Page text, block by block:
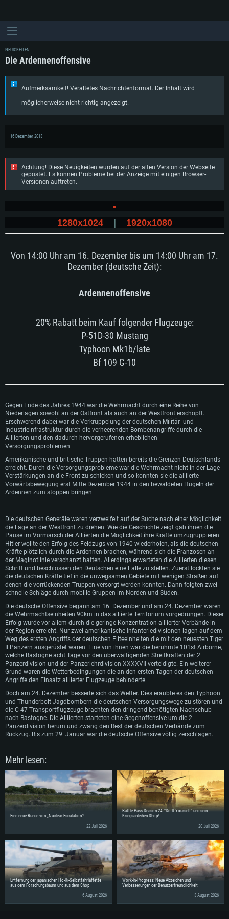
SYSTEMANFORDERUNGEN
Für PC
Für MAC
Mindestanforderungen
Betriebssystem: Windows 10 (64bit)
Prozessor: Dual-Core 2.2 GHz
DirectX 11 fähige Grafikkarte: AMD Radeon 77XX / NVIDIA GeForce GTX
660; die geringste Auflösung für das Spiel beträgt 720p
Netzwerk: Breitband-Internetverbindung
Festplatte: 21,5 GB (minimaler Client)
Empfohlen
Betriebssystem: Windows 10/11 (64bit)
Prozessor: Intel Core i5 / Ryzen 5 3600 oder besser
Arbeitsspeicher: 16 GB und mehr
DirectX 11 fähige Grafikkarte oder höher mit den neuesten Treibern: NVIDIA
GeForce GTX 1060 oder höher / AMD Radeon RX 570 oder höher
Netzwerk: Breitband-Internetverbindung
Festplatte: 60,2 GB (Full Client)
Mindestanforderungen
Betriebssystem: Mac OS Big Sur 11.0 oder neuer
Prozessor: Intel Core i5, 2.2 GHz (Intel Xeon Prozessoren werden nicht
Arbeitsspeicher: 6 GB
Grafikkarte: Intel Iris Pro 5200 oder analoge AMD / Nvidia für Mac. Die
geringste Auflösung des Spiels beträgt 720p mit Metal Support
Netzwerk: Breitband-Internetverbindung
Festplatte: 21,5 GB (minimaler Client)
Empfohlen
Prozessor: Intel Core i7 (Intel Xeon Prozessoren werden nicht unterstützt)
Arbeitsspeicher: 8 GB
Grafikkarte: Radeon Vega II oder höher mit Metal Support
Netzwerk: Breitband-Internetverbindung
Festplatte: 60,2 GB (Full Client)
Mindestanforderungen
Betriebssystem: neueste 64bit Linux Systeme
Prozessor: Dual-Core 2.4 GHz
Grafikkarte: NVIDIA 660 mit den neuesten Treibern (nicht älter als 6
Monate) / vergleichbare AMD mit den neuesten Treibern (nicht älter als 6
Monate); die geringste Auflösung für das Spiel beträgt 720p mit Vulkan
Support
Netzwerk: Breitband-Internetverbindung
Festplatte: 21,5 GB (minimaler Client)
Empfohlen
Betriebssystem: Ubuntu 20.04 64bit
Prozessor: Intel Core i7
Arbeitsspeicher: 16 GB
Grafikkarte: NVIDIA 1060 mit den neuesten Treibern (nicht älter als 6
Monate) / vergleichbare AMD (Radeon RX 570) mit den neuesten Treibern
(nicht älter als 6 Monate); mit Vulkan Support
Netzwerk: Breitband-Internetverbindung
Festplatte: 60,2 GB (Full Client)
NEUIGKEITEN
Die Ardennenoffensive
Aufmerksamkeit! Veraltetes Nachrichtenformat. Der Inhalt wird
möglicherweise nicht richtig angezeigt.
16 Dezember 2013
Achtung! Diese Neuigkeiten wurden auf der alten Version der Webseite
gepostet. Es können Probleme bei der Anzeige mit einigen Browser-
Versionen auftreten.
1280x1024| 1920x1080
Von 14:00 Uhr am 16. Dezember bis um 14:00 Uhr am 17.
Dezember (deutsche Zeit):
Ardennenoffensive
20% Rabatt beim Kauf folgender Flugzeuge:
P-51D-30 Mustang
Typhoon Mk1b/late
Bf 109 G-10
Gegen Ende des Jahres 1944 war die Wehrmacht durch eine Reihe von
Niederlagen sowohl an der Ostfront als auch an der Westfront erschöpft.
Erschwerend dabei war die Verkrüppelung der deutschen Militär- und
Industrieinfrastruktur durch die verheerenden Bombenangriffe durch die
Alliierten und den dadurch hervorgerufenen erheblichen
Versorgungsproblemen.
Amerikanische und britische Truppen hatten bereits die Grenzen Deutschlands
erreicht. Durch die Versorgungsprobleme war die Wehrmacht nicht in der Lage
Verstärkungen an die Front zu schicken und so konnten sie die alliierte
Vorwärtsbewegung erst Mitte Dezember 1944 in den bewaldeten Hügeln der
Ardennen zum stoppen bringen.
Die deutschen Generäle waren verzweifelt auf der Suche nach einer Möglichkeit
die Lage an der Westfront zu drehen. Wie die Geschichte zeigt gab ihnen die
Pause im Vormarsch der Alliierten die Möglichkeit ihre Kräfte umzugruppieren.
Hitler wollte den Erfolg des Feldzugs von 1940 wiederholen, als die deutschen
Kräfte plötzlich durch die Ardennen brachen, während sich die Franzosen an
der Maginotlinie verschanzt hatten. Allerdings erwarteten die Alliierten diesen
Schritt und beschlossen den Deutschen eine Falle zu stellen. Zuerst lockten sie
die deutschen Kräfte tief in die unwegsamen Gebiete mit wenigen Straßen auf
denen die vorrückenden Truppen versorgt werden konnten. Dann folgten zwei
schnelle Schläge durch mobille Gruppen im Norden und Süden.
Die deutsche Offensive begann am 16. Dezember und am 24. Dezember waren
die Wehrmachtseinheiten 90km in das alliierte Territorium vorgedrungen. Dieser
Erfolg wurde vor allem durch die geringe Konzentration alliierter Verbände in
der Region erreicht. Nur zwei amerikanische Infanteriedivisionen lagen auf dem
Weg des ersten Angriffs der deutschen Eliteeinheiten die mit den neuesten Tiger
II Panzern ausgerüstet waren. Eine von ihnen war die berühmte 101st Airborne,
welche Bastogne acht Tage vor den überwältigenden Streitkräften der 2.
Panzerdivision und der Panzerlehrdivision XXXXVII verteidigte. Ein weiterer
Grund waren die Wetterbedingungen die an den ersten Tagen der deutschen
Angriffe den Einsatz alliierter Flugzeuge behinderte.
Doch am 24. Dezember besserte sich das Wetter. Dies eraubte es den Typhoon
und Thunderbolt Jagdbombern die deutschen Versorgungswege zu stören und
die C-47 Transportflugzeuge brachten den dringend benötigten Nachschub
nach Bastogne. Die Alliierten starteten eine Gegenoffensive um die 2.
Panzerdivision herum und zwang den Rest der deutschen Verbände zum
Rückzug. Bis zum 29. Januar war die deutsche Offensive völlig zerschlagen.
Mehr lesen:
Eine neue Runde von „Nuclear Escalation“!
22 Juli 2026
Battle Pass Season 24: “Do It Yourself” und sein
Kriegsanleihen-Shop!
20 Juli 2026
Entfernung der japanischen Ho-Ri-Selbstfahrlaffette
aus dem Forschungsbaum und aus dem Shop
6 August 2026
Work-In-Progress: Neue Abzeichen und
Verbesserungen der Benutzerfreundlichkeit
3 August 2026